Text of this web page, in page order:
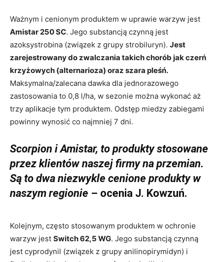
Ważnym i cenionym produktem w uprawie warzyw jest
Amistar 250 SC. Jego substancją czynną jest
azoksystrobina (związek z grupy strobiluryn). Jest
zarejestrowany do zwalczania takich chorób jak czerń
krzyżowych (alternarioza) oraz szara pleśń.
Maksymalna/zalecana dawka dla jednorazowego
zastosowania to 0,8 l/ha, w sezonie można wykonać aż
trzy aplikacje tym produktem. Odstęp miedzy zabiegami
powinny wynosić co najmniej 7 dni.
Scorpion i Amistar, to produkty stosowane
przez klientów naszej firmy na przemian.
Są to dwa niezwykle cenione produkty w
naszym regionie – ocenia J. Kowzuń.
Kolejnym, często stosowanym produktem w ochronie
warzyw jest Switch 62,5 WG. Jego substancją czynną
jest cyprodynil (związek z grupy anilinopirymidyn) i